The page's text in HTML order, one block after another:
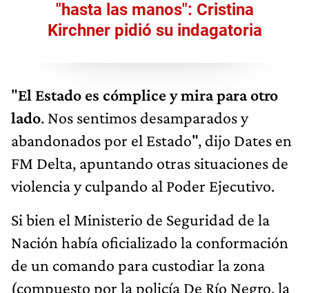
"hasta las manos": Cristina
Kirchner pidió su indagatoria
"El Estado es cómplice y mira para otro
lado. Nos sentimos desamparados y
abandonados por el Estado", dijo Dates en
FM Delta, apuntando otras situaciones de
violencia y culpando al Poder Ejecutivo.
Si bien el Ministerio de Seguridad de la
Nación había oficializado la conformación
de un comando para custodiar la zona
(compuesto por la policía De Río Negro, la